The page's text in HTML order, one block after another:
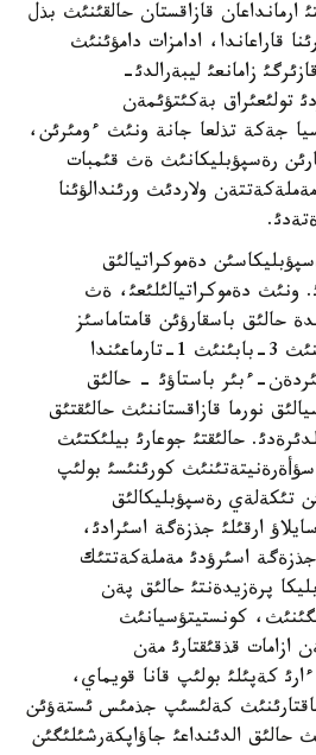
ارمانداعان قازاقستان حالقئنئث بذل
قاراعاندا، ادامزات دامؤئنئث
زامانعئ ليبةرالدئ-
تولئعئراق بةكئتؤئمةن
جةكة تذلعا جانة ونئث ءومئرئن،
رةسپؤبليكانئث ةث قئمبات
ولاردئث ورئندالؤئنا
دةموكراتيالئق
ونئث دةموكراتيالئلئعئ، ةث
حالئق باسقارؤئن قامتاماسئز
ةتؤئنةن كورئنةدئ. اتا زاثنئث 3-بابئنئث 1-تارماعئندا
ءبئر باستاؤئ - حالئق
نورما قازاقستاننئث حالئقتئق
حالئقتئ جوعارئ بيلئكتئث
كورئنئسئ بولئپ
تئكةلةي رةسپؤبليكالئق
ارقئلئ جذزةگة اسئرادئ،
اسئرؤدئ مةملةكةتتئك
پرةزيدةنتئ حالئق پةن
كونستيتؤسيانئث
ازامات قذقئقتارئ مةن
كةپئلئ بولئپ قانا قويماي،
كةلئسئپ جذمئس ئستةؤئن
حالئق الدئنداعئ جاؤاپكةرشئلئگئن